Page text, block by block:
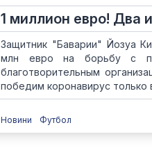
1 миллион евро! Два
Защитник "Баварии" Йозуа
млн евро на борьбу с
благотворительным
победим коронавирус только
Новини Футбол